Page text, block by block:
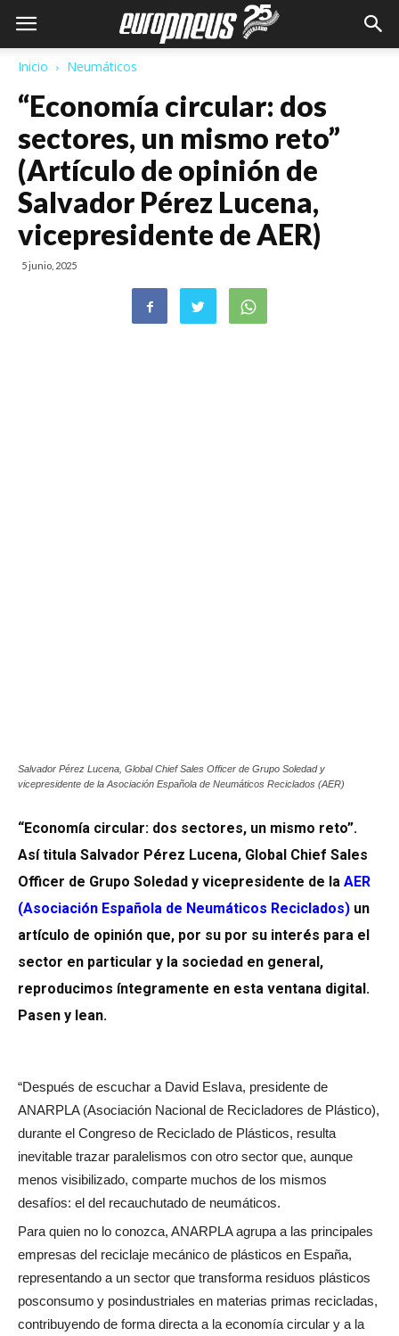
Inicio Neumáticos
“Economía circular: dos
sectores, un mismo reto”
(Artículo de opinión de
Salvador Pérez Lucena,
vicepresidente de AER)
5 junio, 2025
Salvador Pérez Lucena, Global Chief Sales Officer de Grupo Soledad y
vicepresidente de la Asociación Española de Neumáticos Reciclados (AER)
“Economía circular: dos sectores, un mismo reto”.
Así titula Salvador Pérez Lucena, Global Chief Sales
Officer de Grupo Soledad y vicepresidente de la AER
(Asociación Española de Neumáticos Reciclados) un
artículo de opinión que, por su por su interés para el
sector en particular y la sociedad en general,
reproducimos íntegramente en esta ventana digital.
Pasen y lean.
“Después de escuchar a David Eslava, presidente de
ANARPLA (Asociación Nacional de Recicladores de Plástico),
durante el Congreso de Reciclado de Plásticos, resulta
inevitable trazar paralelismos con otro sector que, aunque
menos visibilizado, comparte muchos de los mismos
desafíos: el del recauchutado de neumáticos.
Para quien no lo conozca, ANARPLA agrupa a las principales
empresas del reciclaje mecánico de plásticos en España,
representando a un sector que transforma residuos plásticos
posconsumo y posindustriales en materias primas recicladas,
contribuyendo de forma directa a la economía circular y a la